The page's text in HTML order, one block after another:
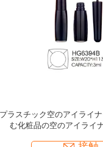
3.5ml細い円形の空のアイラ
の空のまつげの血清はブラ